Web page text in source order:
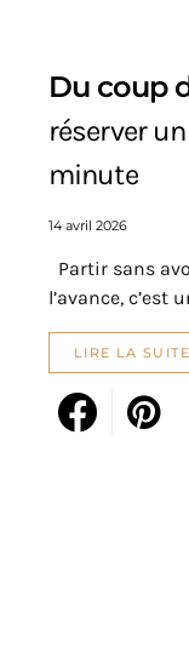
Du coup
réserver
minute
14 avril 2026
Partir sans
l’avance, c’est
LIRE LA SUITE